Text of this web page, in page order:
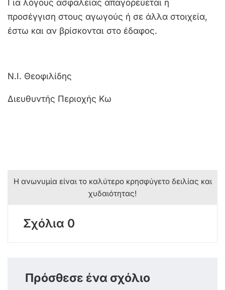
Για λόγους ασφαλείας απαγορεύεται η
προσέγγιση στους αγωγούς ή σε άλλα στοιχεία,
έστω και αν βρίσκονται στο έδαφος.
Ν.Ι. Θεοφιλίδης
Διευθυντής Περιοχής Κω
Η ανωνυμία είναι το καλύτερο κρησφύγετο δειλίας και
χυδαιότητας!
Σχόλια 0
Πρόσθεσε ένα σχόλιο